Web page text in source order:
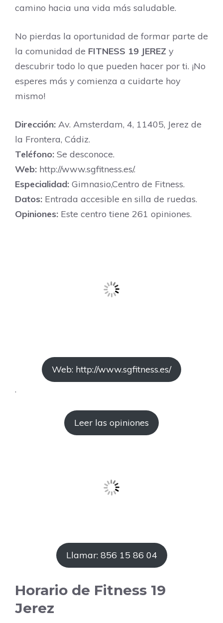
camino hacia una vida más saludable.
No pierdas la oportunidad de formar parte de
la comunidad de FITNESS 19 JEREZ y
descubrir todo lo que pueden hacer por ti. ¡No
esperes más y comienza a cuidarte hoy
mismo!
Dirección: Av. Amsterdam, 4, 11405, Jerez de
la Frontera, Cádiz.
Teléfono: Se desconoce.
Web: http://www.sgfitness.es/.
Especialidad: Gimnasio,Centro de Fitness.
Datos: Entrada accesible en silla de ruedas.
Opiniones: Este centro tiene 261 opiniones.
Web: http://www.sgfitness.es/
.
Leer las opiniones
Llamar: 856 15 86 04
Horario de Fitness 19
Jerez